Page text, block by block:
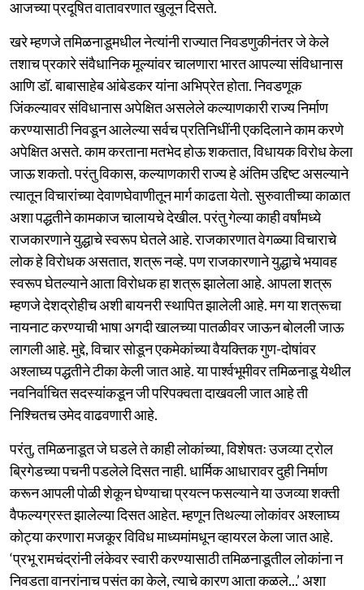
आजच्या प्रदूषित वातावरणात खुलून दिसते.
खरे म्हणजे तमिळनाडूमधील नेत्यांनी राज्यात निवडणुकीनंतर जे केले
तशाच प्रकारे संवैधानिक मूल्यांवर चालणारा भारत आपल्या संविधानास
आणि डॉ. बाबासाहेब आंबेडकर यांना अभिप्रेत होता. निवडणूक
जिंकल्यावर संविधानास अपेक्षित असलेले कल्याणकारी राज्य निर्माण
करण्यासाठी निवडून आलेल्या सर्वच प्रतिनिधींनी एकदिलाने काम करणे
अपेक्षित असते. काम करताना मतभेद होऊ शकतात, विधायक विरोध केला
जाऊ शकतो. परंतु विकास, कल्याणकारी राज्य हे अंतिम उद्दिष्ट असल्याने
त्यातून विचारांच्या देवाणघेवाणीतून मार्ग काढता येतो. सुरुवातीच्या काळात
अशा पद्धतीने कामकाज चालायचे देखील. परंतु गेल्या काही वर्षांमध्ये
राजकारणाने युद्धाचे स्वरूप घेतले आहे. राजकारणात वेगळ्या विचाराचे
लोक हे विरोधक असतात, शत्रू नव्हे. पण राजकारणाने युद्धाचे भयावह
स्वरूप घेतल्याने आता विरोधक हा शत्रू झालेला आहे. आपला शत्रू
म्हणजे देशद्रोहीच अशी बायनरी स्थापित झालेली आहे. मग या शत्रूचा
नायनाट करण्याची भाषा अगदी खालच्या पातळीवर जाऊन बोलली जाऊ
लागली आहे. मुद्दे, विचार सोडून एकमेकांच्या वैयक्तिक गुण-दोषांवर
अश्लाघ्य पद्धतीने टीका केली जात आहे. या पार्श्वभूमीवर तमिळनाडू येथील
नवनिर्वाचित सदस्यांकडून जी परिपक्वता दाखवली जात आहे ती
निश्चितच उमेद वाढवणारी आहे.
परंतु, तमिळनाडूत जे घडले ते काही लोकांच्या, विशेषतः उजव्या ट्रोल
ब्रिगेडच्या पचनी पडलेले दिसत नाही. धार्मिक आधारावर दुही निर्माण
करून आपली पोळी शेकून घेण्याचा प्रयत्न फसल्याने या उजव्या शक्ती
वैफल्यग्रस्त झालेल्या दिसत आहेत. म्हणून तिथल्या लोकांवर अश्लाघ्य
कोट्या करणारा मजकूर विविध माध्यमांमधून व्हायरल केला जात आहे.
‘प्रभू रामचंद्रांनी लंकेवर स्वारी करण्यासाठी तमिळनाडूतील लोकांना न
निवडता वानरांनाच पसंत का केले, त्याचे कारण आता कळले...’ अशा